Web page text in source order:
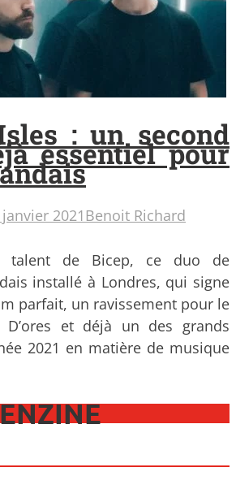
: un second
essentiel pour
2021 Benoit Richard
talent de Bicep, ce duo de
installé à Londres, qui signe
parfait, un ravissement pour le
D’ores et déjà un des grands
2021 en matière de musique